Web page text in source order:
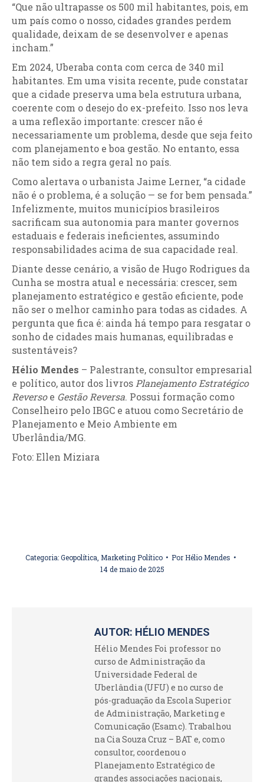
“Que não ultrapasse os 500 mil habitantes, pois, em
um país como o nosso, cidades grandes perdem
qualidade, deixam de se desenvolver e apenas
incham.”
Em 2024, Uberaba conta com cerca de 340 mil
habitantes. Em uma visita recente, pude constatar
que a cidade preserva uma bela estrutura urbana,
coerente com o desejo do ex-prefeito. Isso nos leva
a uma reflexão importante: crescer não é
necessariamente um problema, desde que seja feito
com planejamento e boa gestão. No entanto, essa
não tem sido a regra geral no país.
Como alertava o urbanista Jaime Lerner, “a cidade
não é o problema, é a solução — se for bem pensada.”
Infelizmente, muitos municípios brasileiros
sacrificam sua autonomia para manter governos
estaduais e federais ineficientes, assumindo
responsabilidades acima de sua capacidade real.
Diante desse cenário, a visão de Hugo Rodrigues da
Cunha se mostra atual e necessária: crescer, sem
planejamento estratégico e gestão eficiente, pode
não ser o melhor caminho para todas as cidades. A
pergunta que fica é: ainda há tempo para resgatar o
sonho de cidades mais humanas, equilibradas e
sustentáveis?
Hélio Mendes – Palestrante, consultor empresarial
e político, autor dos livros Planejamento Estratégico
Reversoe Gestão Reversa. Possui formação como
Conselheiro pelo IBGC e atuou como Secretário de
Planejamento e Meio Ambiente em
Uberlândia/MG.
Foto: Ellen Miziara
Categoria:Geopolítica Marketing Político PorHélio Mendes
14 de maio de 2025
AUTOR: HÉLIO MENDES
Hélio Mendes Foi professor no
curso de Administração da
Universidade Federal de
Uberlândia (UFU) e no curso de
pós-graduação da Escola Superior
de Administração, Marketing e
Comunicação (Esamc). Trabalhou
na Cia Souza Cruz – BAT e, como
consultor, coordenou o
Planejamento Estratégico de
grandes associações nacionais,